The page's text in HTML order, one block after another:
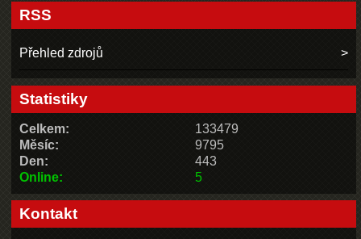
RSS
Přehled zdrojů
Statistiky
Online: 5
Celkem:
133479
Měsíc:
9795
Den:
443
Kontakt